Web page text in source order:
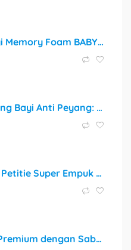
Bantal Bayi Memory Foam BABY COMFY CLASSIC – Solusi Tidur Nyaman dan Cegah Kepala Peyang
Bantal Guling Bayi Anti Peyang: Solusi Tidur Nyaman dan Cerdas untuk Si Kecil
Kasur Bayi Petitie Super Empuk dan Motif Gemoy untuk Tidur Nyaman Si Kecil
Sofa Bayi Premium dengan Sabuk Pengaman Empuk & Bonus Bantal Mahkota